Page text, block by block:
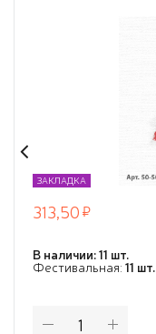
ЗАКЛАДКА
313,50
В наличии: 11 шт.
Фестивальная: 11 шт.